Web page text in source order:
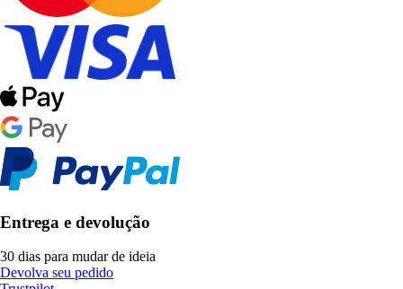
Entrega e devolução
30 dias para mudar de ideia
Devolva seu pedido